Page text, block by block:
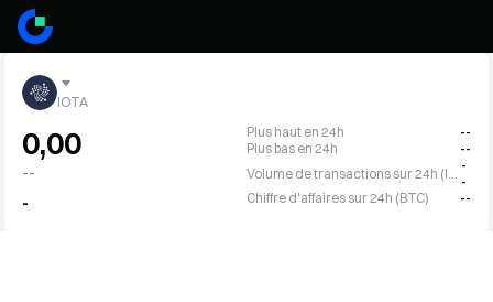
IOTA
0,00
--
-
Plus haut en 24h
--
Plus bas en 24h
--
-
-
Chiffre d'affaires sur 24h (BTC)
--